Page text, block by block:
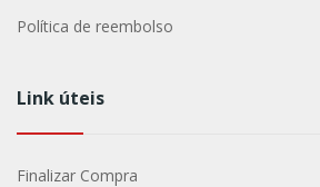
Política de reembolso
Link úteis
Finalizar Compra